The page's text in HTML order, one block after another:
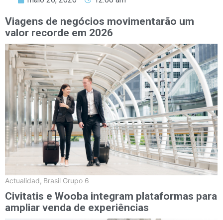
Viagens de negócios movimentarão um
valor recorde em 2026
Actualidad, Brasil Grupo 6
Civitatis e Wooba integram plataformas para
ampliar venda de experiências